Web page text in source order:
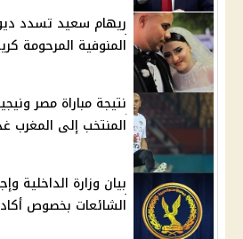
ريهام سعيد تسدد
المنوفية المرحومة
نتيجة مباراة مصر
المنتخب إلى المغرب
بيان وزارة الداخلية
الشائعات بخصوص